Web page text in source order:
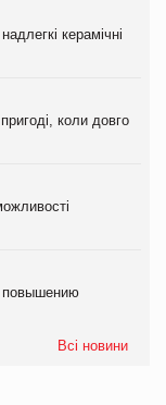
керамічні
коли довго
повышению
Всі новини